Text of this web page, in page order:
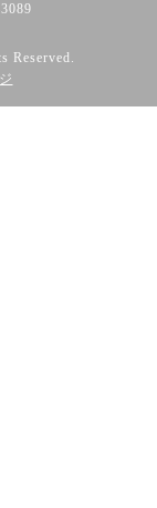
Reserved.